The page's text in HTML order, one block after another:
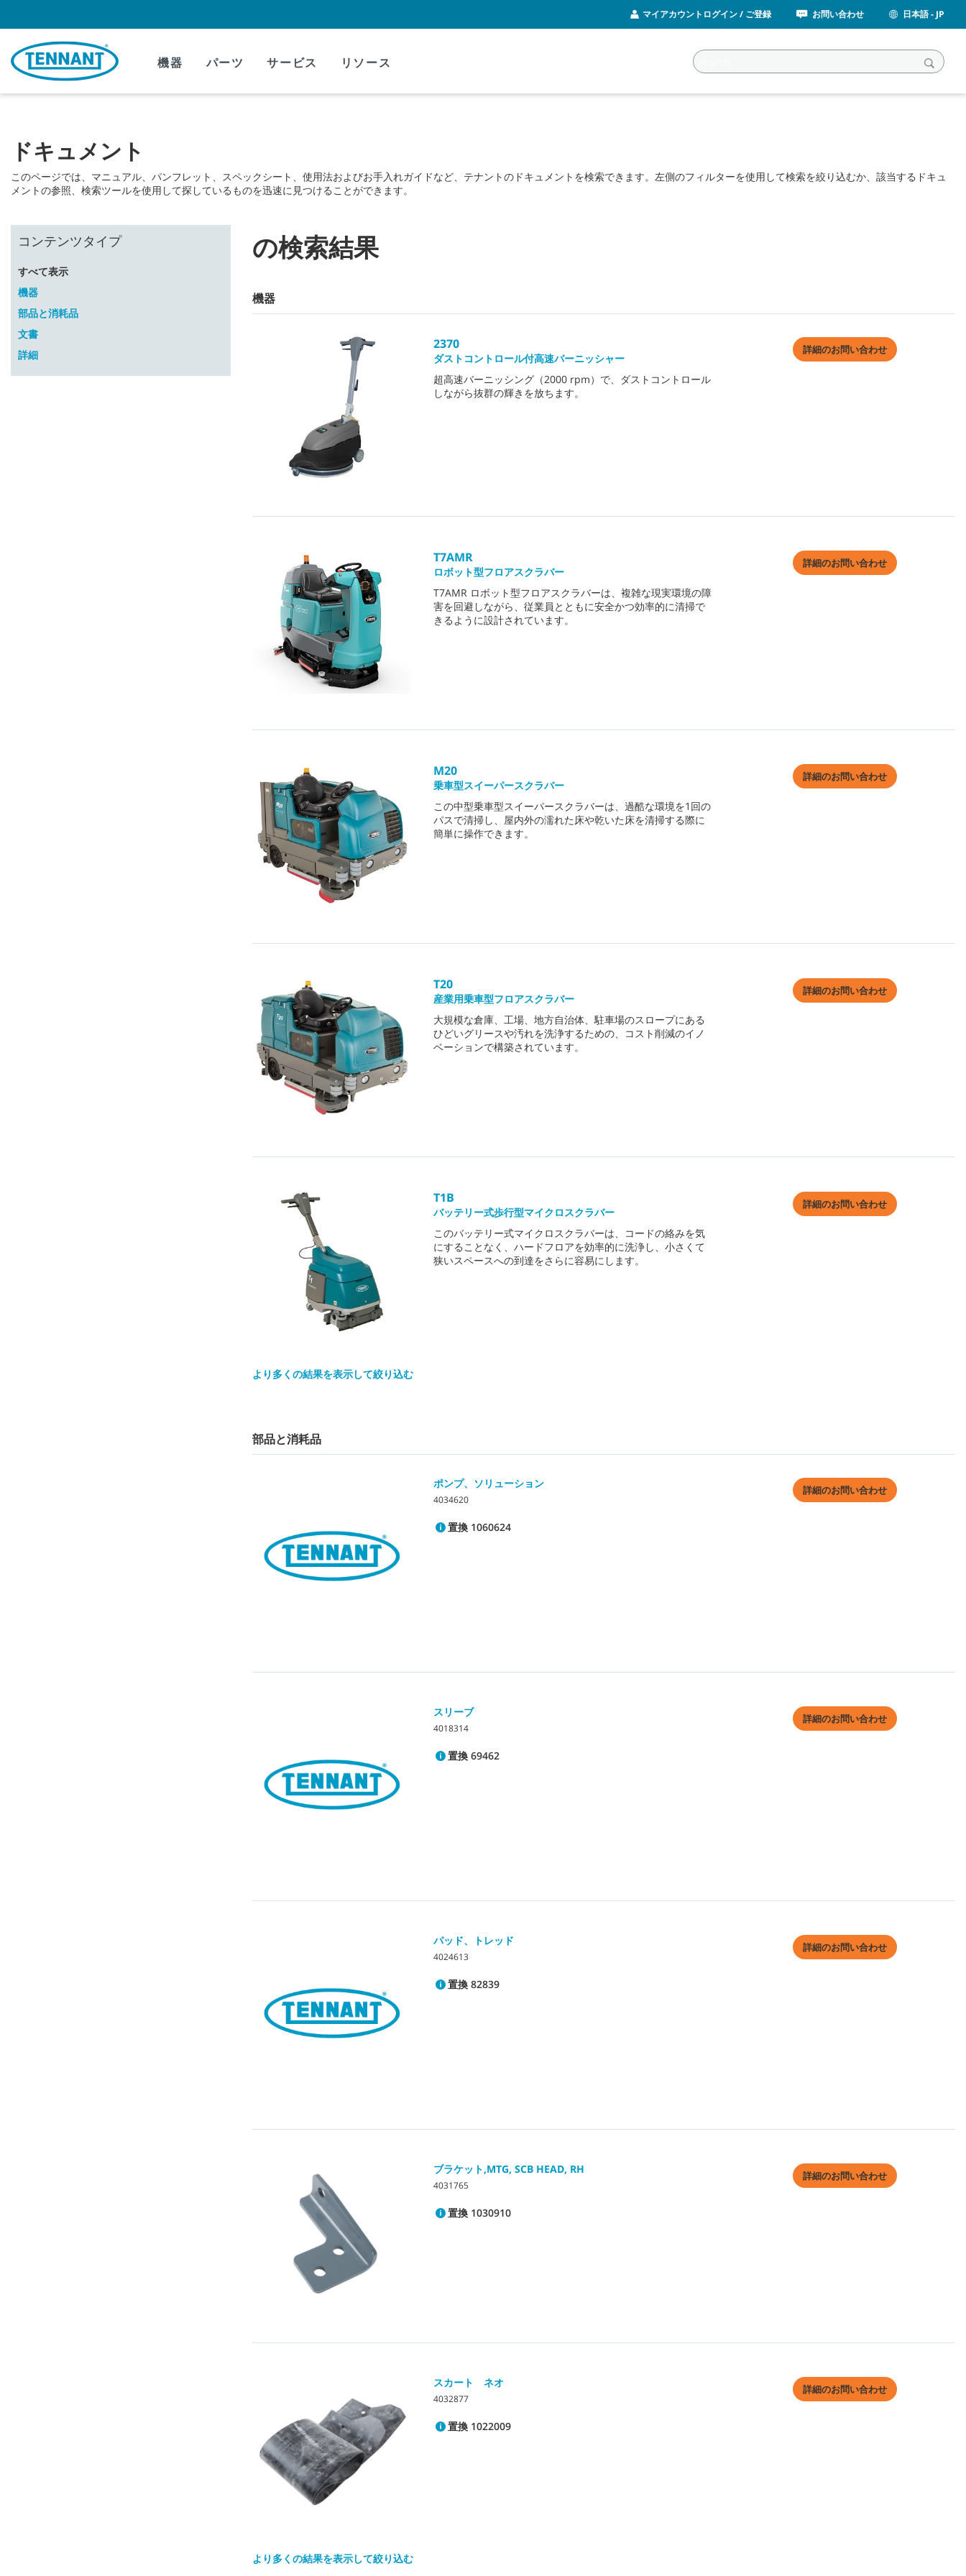
content
navigation
menu
マイアカウントログイン / ご登録 お問い合わせ 日本語 - JP
機器 パーツ サービス リソース
ドキュメント
このページでは、マニュアル、パンフレット、スペックシート、使用法およびお手入れガイドなど、テナントのドキュメントを検索できます。左側のフィルターを使用して検索を絞り込むか、該当するドキュ
メントの参照、検索ツールを使用して探しているものを迅速に見つけることができます。
の検索結果
コンテンツタイプ
すべて表示
機器
部品と消耗品
文書
詳細
機器
2370
ダストコントロール付高速バーニッシャー
超高速バーニッシング（2000 rpm）で、ダストコントロール
しながら抜群の輝きを放ちます。
詳細のお問い合わせ
T7AMR
ロボット型フロアスクラバー
T7AMR ロボット型フロアスクラバーは、複雑な現実環境の障
害を回避しながら、従業員とともに安全かつ効率的に清掃で
きるように設計されています。
詳細のお問い合わせ
M20
乗車型スイーパースクラバー
この中型乗車型スイーパースクラバーは、過酷な環境を1回の
パスで清掃し、屋内外の濡れた床や乾いた床を清掃する際に
簡単に操作できます。
詳細のお問い合わせ
T20
産業用乗車型フロアスクラバー
大規模な倉庫、工場、地方自治体、駐車場のスロープにある
ひどいグリースや汚れを洗浄するための、コスト削減のイノ
ベーションで構築されています。
詳細のお問い合わせ
T1B
バッテリー式歩行型マイクロスクラバー
このバッテリー式マイクロスクラバーは、コードの絡みを気
にすることなく、ハードフロアを効率的に洗浄し、小さくて
狭いスペースへの到達をさらに容易にします。
詳細のお問い合わせ
より多くの結果を表示して絞り込む
部品と消耗品
ポンプ、ソリューション
4034620
置換 1060624
詳細のお問い合わせ
スリーブ
4018314
置換 69462
詳細のお問い合わせ
パッド、トレッド
4024613
置換 82839
詳細のお問い合わせ
ブラケット,MTG, SCB HEAD, RH
4031765
置換 1030910
詳細のお問い合わせ
スカート ネオ
4032877
置換 1022009
詳細のお問い合わせ
より多くの結果を表示して絞り込む